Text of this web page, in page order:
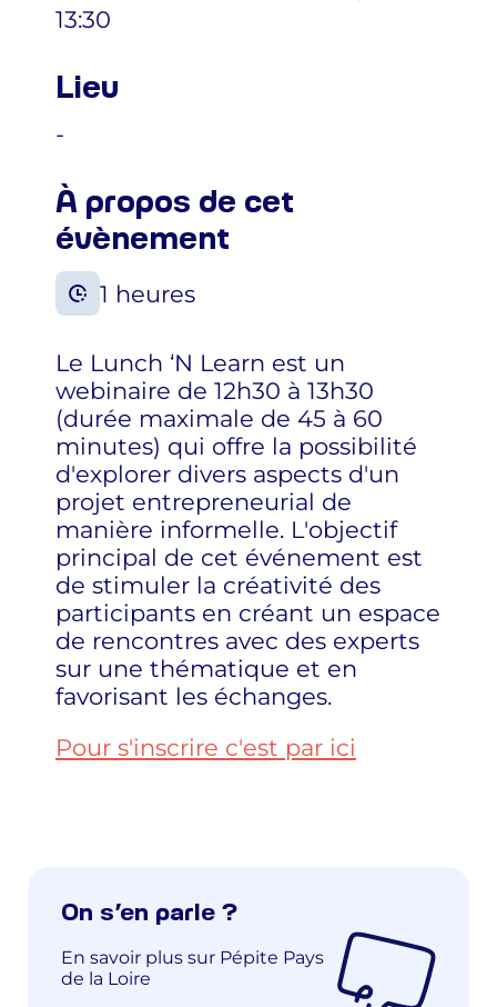
13:30
Lieu
-
À propos de cet
évènement
1 heures
Le Lunch ‘N Learn est un
webinaire de 12h30 à 13h30
(durée maximale de 45 à 60
minutes) qui offre la possibilité
d'explorer divers aspects d'un
projet entrepreneurial de
manière informelle. L'objectif
principal de cet événement est
de stimuler la créativité des
participants en créant un espace
de rencontres avec des experts
sur une thématique et en
favorisant les échanges.
Pour s'inscrire c'est par ici
On s’en parle ?
En savoir plus sur Pépite Pays
de la Loire